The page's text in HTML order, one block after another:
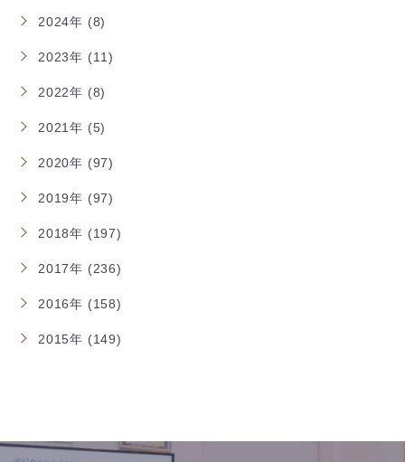
2024年 (8)
2023年 (11)
2022年 (8)
2021年 (5)
2020年 (97)
2019年 (97)
2018年 (197)
2017年 (236)
2016年 (158)
2015年 (149)